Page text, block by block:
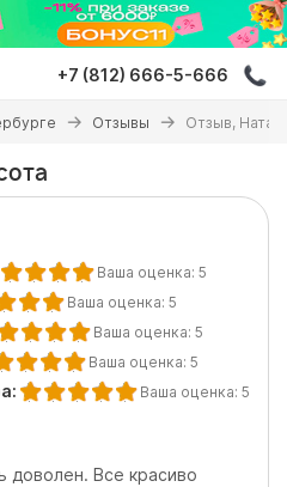
+7 (812) 666-5-666
Отзывы Отзыв,
Ваша оценка: 5
Ваша оценка: 5
Ваша оценка: 5
Ваша оценка: 5
Ваша оценка: 5
доволен. Все красиво